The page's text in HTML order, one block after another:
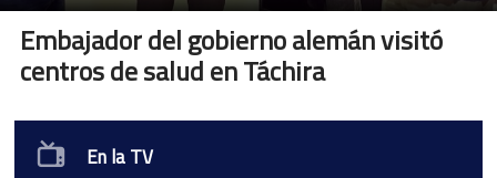
Embajador del gobierno alemán visitó
centros de salud en Táchira
En la TV